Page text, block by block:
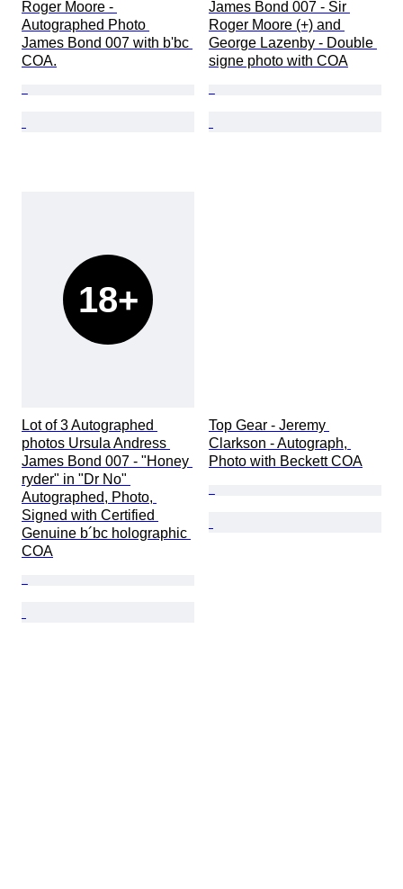
Roger Moore -
Autographed Photo
James Bond 007 with b'bc
COA.
James Bond 007 - Sir
Roger Moore (+) and
George Lazenby - Double
signe photo with COA
18+
Lot of 3 Autographed
photos Ursula Andress
James Bond 007 - "Honey
ryder" in "Dr No"
Autographed, Photo,
Signed with Certified
Genuine b´bc holographic
COA
Top Gear - Jeremy
Clarkson - Autograph,
Photo with Beckett COA